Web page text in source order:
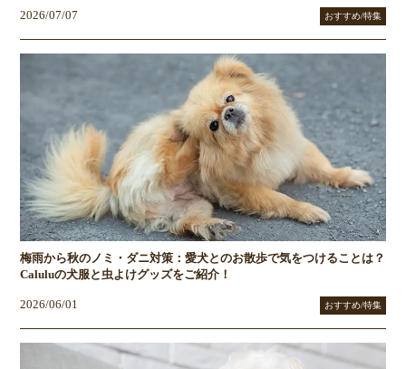
2026/07/07 おすすめ/特集
梅雨から秋のノミ・ダニ対策：愛犬とのお散歩で気をつけることは？
Caluluの犬服と虫よけグッズをご紹介！
2026/06/01 おすすめ/特集